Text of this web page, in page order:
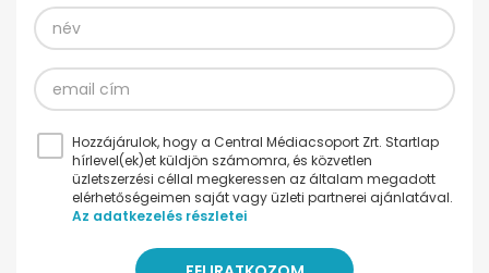
Hozzájárulok, hogy a Central Médiacsoport Zrt. Startlap
hírlevel(ek)et küldjön számomra, és közvetlen
üzletszerzési céllal megkeressen az általam megadott
elérhetőségeimen saját vagy üzleti partnerei ajánlatával.
Az adatkezelés részletei